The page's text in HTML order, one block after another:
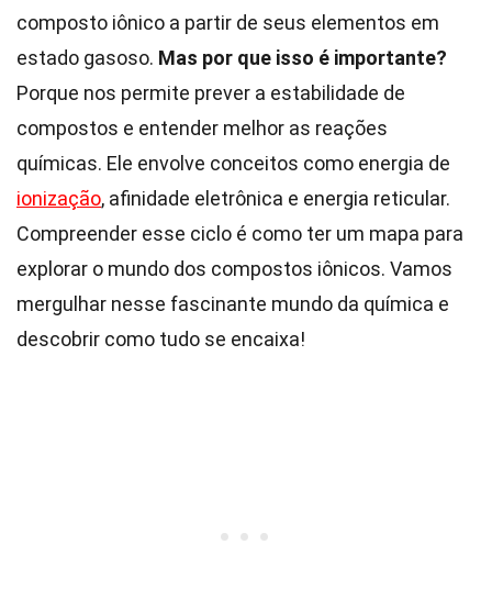
composto iônico a partir de seus elementos em
estado gasoso. Mas por que isso é importante?
Porque nos permite prever a estabilidade de
compostos e entender melhor as reações
químicas. Ele envolve conceitos como energia de
ionização, afinidade eletrônica e energia reticular.
Compreender esse ciclo é como ter um mapa para
explorar o mundo dos compostos iônicos. Vamos
mergulhar nesse fascinante mundo da química e
descobrir como tudo se encaixa!